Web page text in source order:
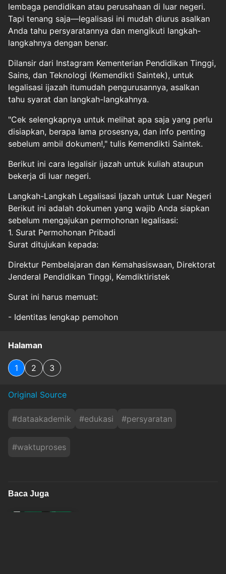
lembaga pendidikan atau perusahaan di luar negeri.
Tapi tenang saja—legalisasi ini mudah diurus asalkan
Anda tahu persyaratannya dan mengikuti langkah-
langkahnya dengan benar.
Dilansir dari Instagram Kementerian Pendidikan Tinggi,
Sains, dan Teknologi (Kemendikti Saintek), untuk
legalisasi ijazah itumudah pengurusannya, asalkan
tahu syarat dan langkah-langkahnya.
"Cek selengkapnya untuk melihat apa saja yang perlu
disiapkan, berapa lama prosesnya, dan info penting
sebelum ambil dokumen!," tulis Kemendikti Saintek.
Berikut ini cara legalisir ijazah untuk kuliah ataupun
bekerja di luar negeri.
Langkah-Langkah Legalisasi Ijazah untuk Luar Negeri
Berikut ini adalah dokumen yang wajib Anda siapkan
sebelum mengajukan permohonan legalisasi:
1. Surat Permohonan Pribadi
Surat ditujukan kepada:
Direktur Pembelajaran dan Kemahasiswaan, Direktorat
Jenderal Pendidikan Tinggi, Kemdiktiristek
Surat ini harus memuat:
- Identitas lengkap pemohon
Halaman
1 2 3
Original Source
#dataakademik #edukasi #persyaratan
#waktuproses
Baca Juga